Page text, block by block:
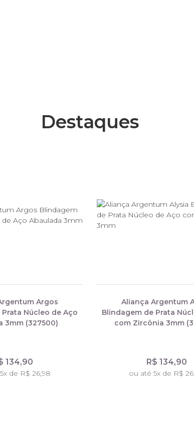
Destaques
Argos
Núcleo de Aço
3mm (327500)
134,90
de R$ 26,98
Aliança Argentum
Blindagem de Prata
com Zircônia 3mm
R$ 134,90
ou até 5x de R$